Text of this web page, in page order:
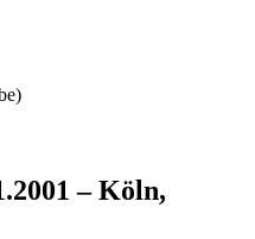
– Köln,